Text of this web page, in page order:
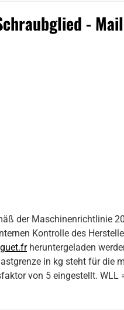
-
der Maschinenrichtlinie
Kontrolle des
heruntergeladen
in kg steht für
von 5 eingestellt. WLL